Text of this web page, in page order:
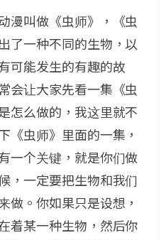
漫叫做《虫师》，《虫
了一种不同的生物，以
可能发生的有趣的故
会让大家先看一集《虫
怎么做的，我这里就不
《虫师》里面的一集，
一个关键，就是你们做
，一定要把生物和我们
做。你如果只是设想，
着某一种生物，然后你